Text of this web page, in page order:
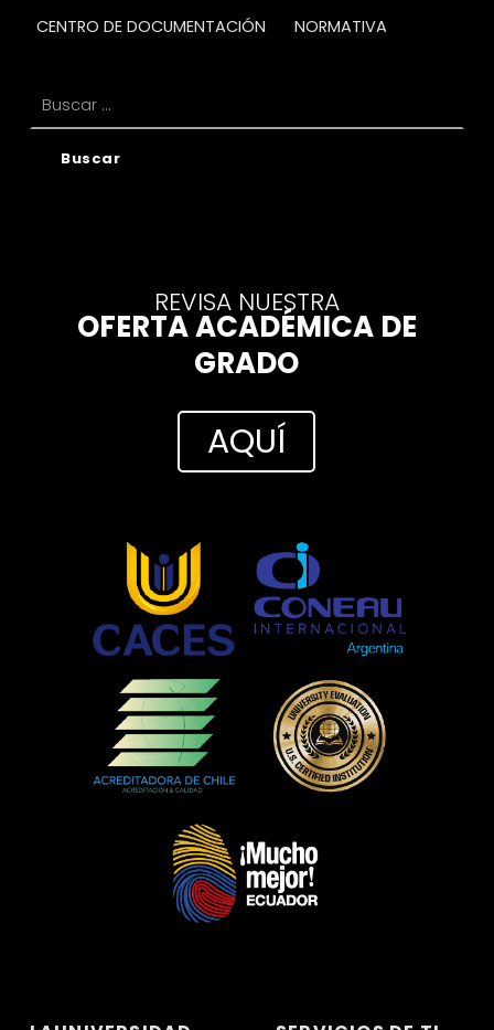
CENTRO DE DOCUMENTACIÓN NORMATIVA
REVISA NUESTRA
OFERTA ACADÉMICA DE
GRADO
AQUÍ